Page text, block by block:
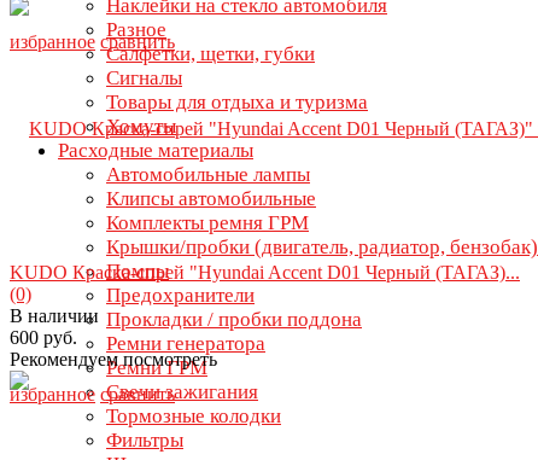
Наклейки на стекло автомобиля
Разное
Салфетки, щетки, губки
Сигналы
Товары для отдыха и туризма
Хомуты
Расходные материалы
Автомобильные лампы
Клипсы автомобильные
Комплекты ремня ГРМ
Крышки/пробки (двигатель, радиатор, бензобак)
Помпы
Предохранители
Прокладки / пробки поддона
Ремни генератора
Ремни ГРМ
Свечи зажигания
Тормозные колодки
Фильтры
избранное сравнить
избранное сравнить
KUDO Краска-спрей "Hyundai Accent D01 Черный (ТАГАЗ)...
(0)
В наличии
600 руб.
Рекомендуем посмотреть